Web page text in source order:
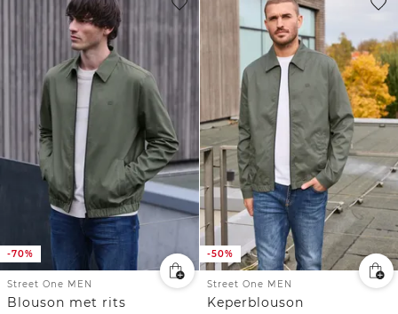
-70%
Street One MEN
Blouson met rits
-50%
Street One MEN
Keperblouson